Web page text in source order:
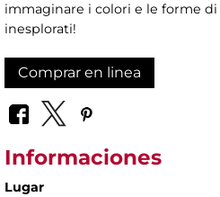
immaginare i colori e le forme
inesplorati!
Comprar en linea
Informaciones
Lugar